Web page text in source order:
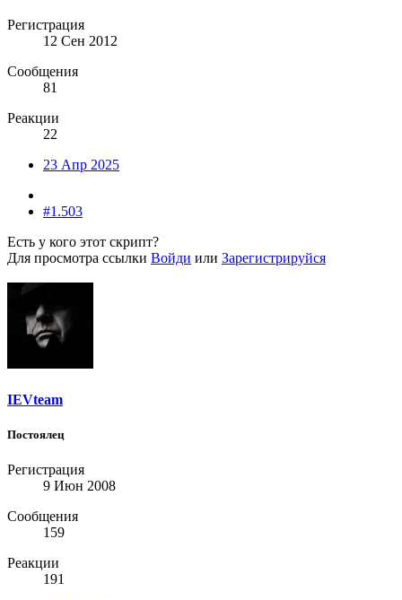
Регистрация
12 Сен 2012
Сообщения
81
Реакции
22
23 Апр 2025
#1.503
Есть у кого этот скрипт?
Для просмотра ссылки Войди или Зарегистрируйся
IEVteam
Постоялец
Регистрация
9 Июн 2008
Сообщения
159
Реакции
191